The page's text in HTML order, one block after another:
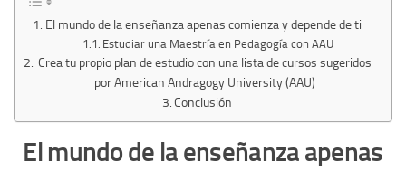
El mundo de la enseñanza apenas comienza y depende de ti
Estudiar una Maestría en Pedagogía con AAU
Crea tu propio plan de estudio con una lista de cursos sugeridos
por American Andragogy University (AAU)
Conclusión
El mundo de la enseñanza apenas